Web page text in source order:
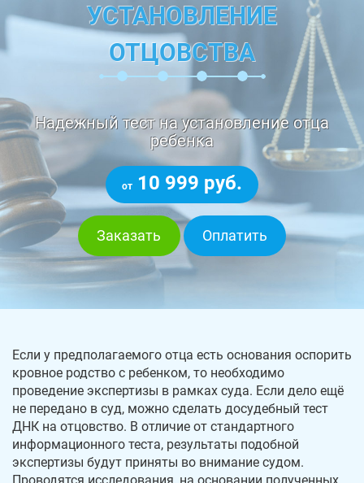
УСТАНОВЛЕНИЕ
ОТЦОВСТВА
Надежный тест на установление отца
ребенка
от 10 999 руб.
Заказать Оплатить
Если у предполагаемого отца есть основания оспорить
кровное родство с ребенком, то необходимо
проведение экспертизы в рамках суда. Если дело ещё
не передано в суд, можно сделать досудебный тест
ДНК на отцовство. В отличие от стандартного
информационного теста, результаты подобной
экспертизы будут приняты во внимание судом.